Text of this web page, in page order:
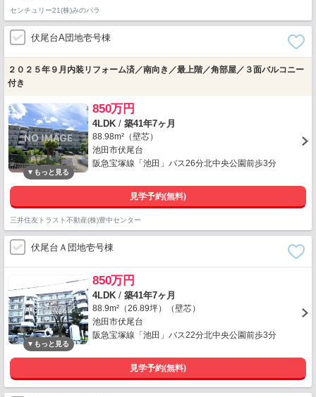
センチュリー21(株)みのパラ
伏尾台A団地壱号棟
２０２５年９月内装リフォーム済／南向き／最上階／角部屋／３面バルコニー
付き
850万円
4LDK / 築41年7ヶ月
88.98m²（壁芯）
池田市伏尾台
阪急宝塚線「池田」バス26分北中央公園前歩3分
見学予約(無料)
三井住友トラスト不動産(株)豊中センター
伏尾台Ａ団地壱号棟
850万円
4LDK / 築41年7ヶ月
88.9m²（26.89坪）（壁芯）
池田市伏尾台
阪急宝塚線「池田」バス22分北中央公園前歩3分
見学予約(無料)